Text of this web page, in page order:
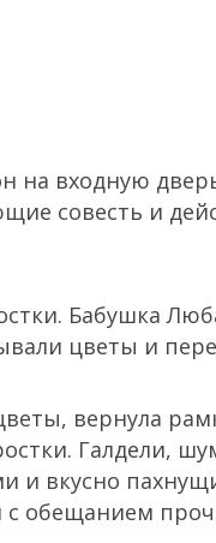
на входную
совесть и
Бабушка
цветы и
вернула
Галдели,
вкусно
с обещанием